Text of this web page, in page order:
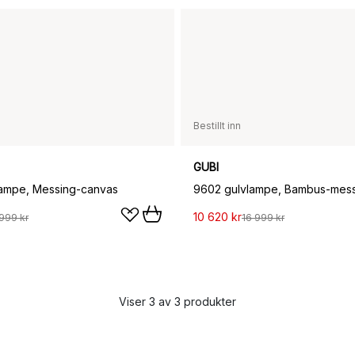
Messing-canvas
kr
Bestillt inn
GUBI
9602 gulvlampe, Bambus-
10 620 kr16 999 kr
Viser 3 av 3 produkter